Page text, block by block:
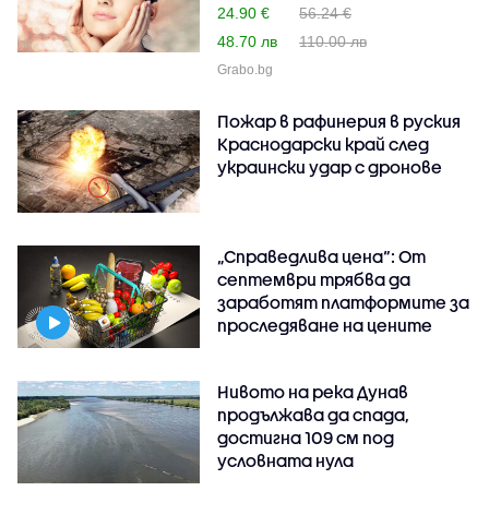
24.90 €
56.24 €
48.70 лв
110.00 лв
Grabo.bg
Пожар в рафинерия в руския
Краснодарски край след
украински удар с дронове
„Справедлива цена“: От
септември трябва да
заработят платформите за
проследяване на цените
Нивото на река Дунав
продължава да спада,
достигна 109 см под
условната нула